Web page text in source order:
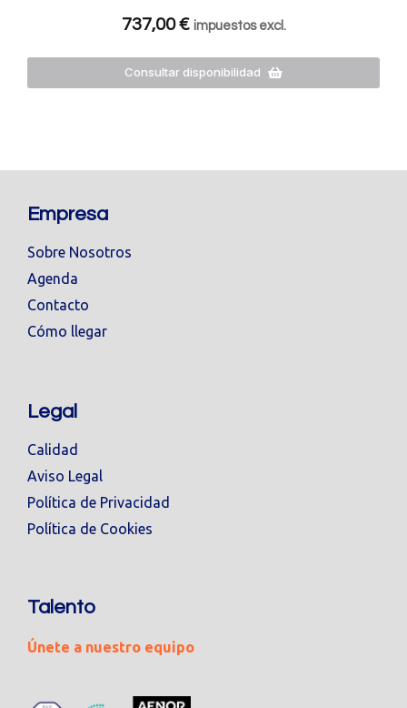
737,00€ impuestos excl.
Consultar disponibilidad
Empresa
Sobre Nosotros
Agenda
Contacto
Cómo llegar
Legal
Calidad
Aviso Legal
Política de Privacidad
Política de Cookies
Talento
Únete a nuestro equipo